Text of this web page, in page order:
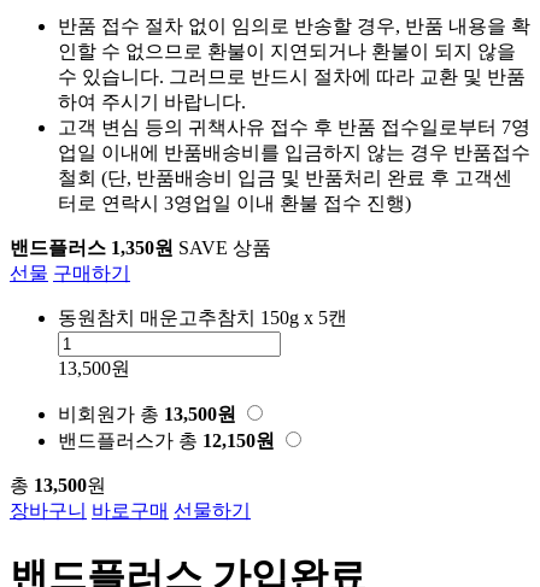
반품 접수 절차 없이 임의로 반송할 경우, 반품 내용을 확
인할 수 없으므로 환불이 지연되거나 환불이 되지 않을
수 있습니다. 그러므로 반드시 절차에 따라 교환 및 반품
하여 주시기 바랍니다.
고객 변심 등의 귀책사유 접수 후 반품 접수일로부터 7영
업일 이내에 반품배송비를 입금하지 않는 경우 반품접수
철회 (단, 반품배송비 입금 및 반품처리 완료 후 고객센
터로 연락시 3영업일 이내 환불 접수 진행)
밴드플러스 1,350원 SAVE 상품
선물 구매하기
동원참치 매운고추참치 150g x 5캔
13,500원
비회원가 총 13,500원
밴드플러스가 총 12,150원
총 13,500원
장바구니 바로구매 선물하기